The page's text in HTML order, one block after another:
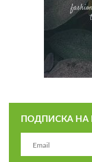
ПОДПИСКА НА